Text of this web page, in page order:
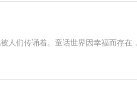
人们传诵着。童话世界因幸福而存